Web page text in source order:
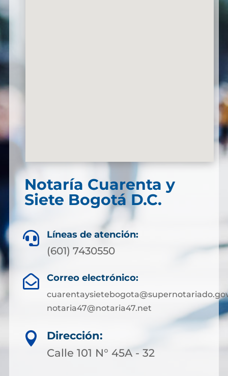
Notaría Cuarenta y
Siete Bogotá D.C.
 Líneas de atención:
(601) 7430550
 Correo electrónico:
notaria47@notaria47.net

Dirección:
Calle 101 N° 45A - 32